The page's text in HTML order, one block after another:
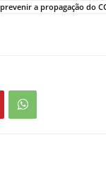
prevenir a propagação do